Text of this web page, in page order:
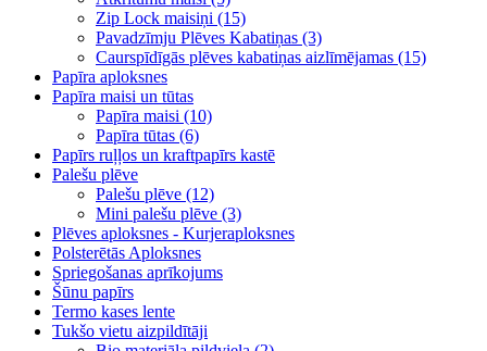
Zip Lock maisiņi (15)
Pavadzīmju Plēves Kabatiņas (3)
Caurspīdīgās plēves kabatiņas aizlīmējamas (15)
Papīra aploksnes
Papīra maisi un tūtas
Papīra maisi (10)
Papīra tūtas (6)
Papīrs ruļļos un kraftpapīrs kastē
Palešu plēve
Palešu plēve (12)
Mini palešu plēve (3)
Plēves aploksnes - Kurjeraploksnes
Polsterētās Aploksnes
Spriegošanas aprīkojums
Šūnu papīrs
Termo kases lente
Tukšo vietu aizpildītāji